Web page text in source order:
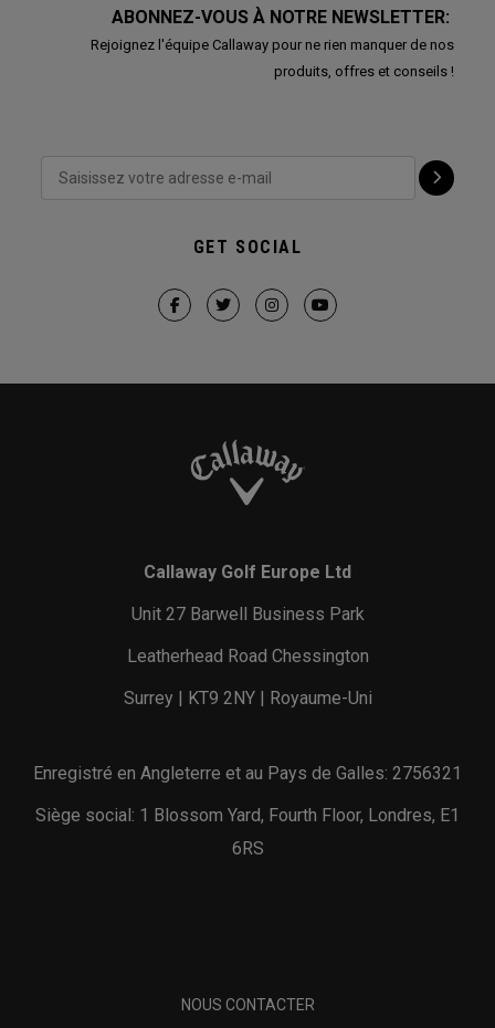
ABONNEZ-VOUS À NOTRE NEWSLETTER:
Rejoignez l'équipe Callaway pour ne rien manquer de nos
produits, offres et conseils !
GET SOCIAL
Callaway Golf Europe Ltd
Unit 27 Barwell Business Park
Leatherhead Road Chessington
Surrey | KT9 2NY | Royaume-Uni
Enregistré en Angleterre et au Pays de Galles: 2756321
Siège social: 1 Blossom Yard, Fourth Floor, Londres, E1
6RS
NOUS CONTACTER